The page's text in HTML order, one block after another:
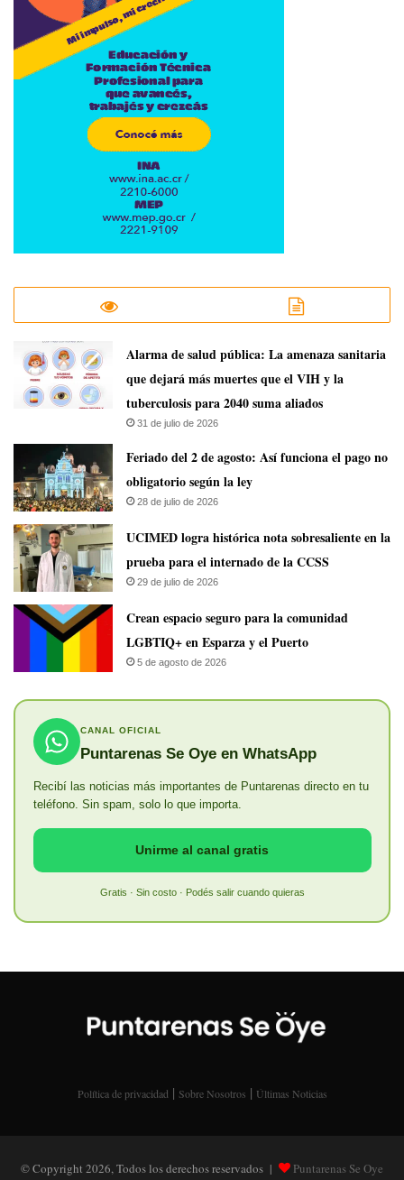
​Alarma de salud pública: La amenaza sanitaria
que dejará más muertes que el VIH y la
tuberculosis para 2040 suma aliados
31 de julio de 2026
Feriado del 2 de agosto: Así funciona el pago no
obligatorio según la ley
28 de julio de 2026
UCIMED logra histórica nota sobresaliente en la
prueba para el internado de la CCSS
29 de julio de 2026
Crean espacio seguro para la comunidad
LGBTIQ+ en Esparza y el Puerto
5 de agosto de 2026
CANAL OFICIAL
Puntarenas Se Oye en WhatsApp
Recibí las noticias más importantes de Puntarenas directo en tu
teléfono. Sin spam, solo lo que importa.
Unirme al canal gratis
Gratis · Sin costo · Podés salir cuando quieras
Política de privacidad | Sobre Nosotros | Últimas Noticias
© Copyright 2026, Todos los derechos reservados | Puntarenas Se Oye